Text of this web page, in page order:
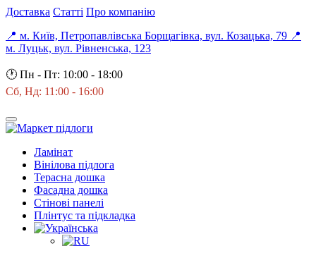
Доставка Статті Про компанію
📍 м. Київ, Петропавлівська Борщагівка, вул. Козацька, 79 📍
м. Луцьк, вул. Рівненська, 123
🕐 Пн - Пт: 10:00 - 18:00
Сб, Нд: 11:00 - 16:00
Ламінат
Вінілова підлога
Терасна дошка
Фасадна дошка
Стінові панелі
Плінтус та підкладка